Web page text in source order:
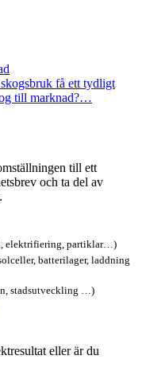
få ett tydligt
till marknad?…
till ett
och ta del av
elektrifiering, partiklar…)
batterilager, laddning
stadsutveckling …)
eller är du